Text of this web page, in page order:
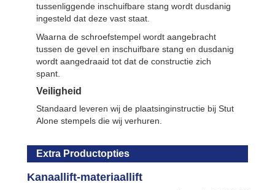
tussenliggende inschuifbare stang wordt dusdanig
ingesteld dat deze vast staat.
Waarna de schroefstempel wordt aangebracht
tussen de gevel en inschuifbare stang en dusdanig
wordt aangedraaid tot dat de constructie zich
spant.
Veiligheid
Standaard leveren wij de plaatsinginstructie bij Stut
Alone stempels die wij verhuren.
Extra Productopties
Kanaallift-materiaallift